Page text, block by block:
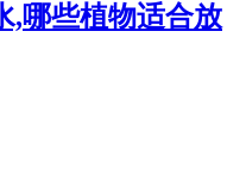
,哪些植物适合放